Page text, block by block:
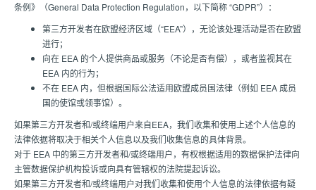
条例》（General Data Protection Regulation，以下简称 “GDPR”）：
第三方开发者在欧盟经济区域（“EEA”），无论该处理活动是否在欧盟
进行；
向在 EEA 的个人提供商品或服务（不论是否有偿），或者监视其在
EEA 内的行为；
不在 EEA 内，但根据国际公法适用欧盟成员国法律（例如 EEA 成员
国的使馆或领事馆）。
如果第三方开发者和/或终端用户来自EEA，我们收集和使用上述个人信息的
法律依据将取决于相关个人信息以及我们收集信息的具体背景。
对于 EEA 中的第三方开发者和/或终端用户，有权根据适用的数据保护法律向
主管数据保护机构投诉或向具有管辖权的法院提起诉讼。
如果第三方开发者和/或终端用户对我们收集和使用个人信息的法律依据有疑